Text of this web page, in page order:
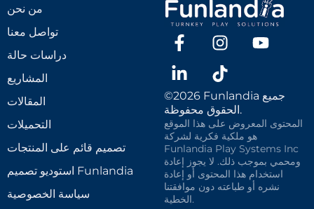
من نحن
تواصل معنا
دراسات حالة
المشاريع
المقالات
التحميلات
تصميم قائم على المنتجات
استوديو تصميم Funlandia
سياسة الخصوصية
©2026 Funlandia جميع
الحقوق محفوظة.
المحتوى المعروض على هذا الموقع
هو ملكية فكرية لشركة
Funlandia Play Systems Inc
ومحمي بموجب ذلك. لا يجوز إعادة
استخدام هذا المحتوى أو إعادة
نشره أو طباعته دون موافقتنا
الخطية.